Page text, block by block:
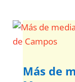
Más de